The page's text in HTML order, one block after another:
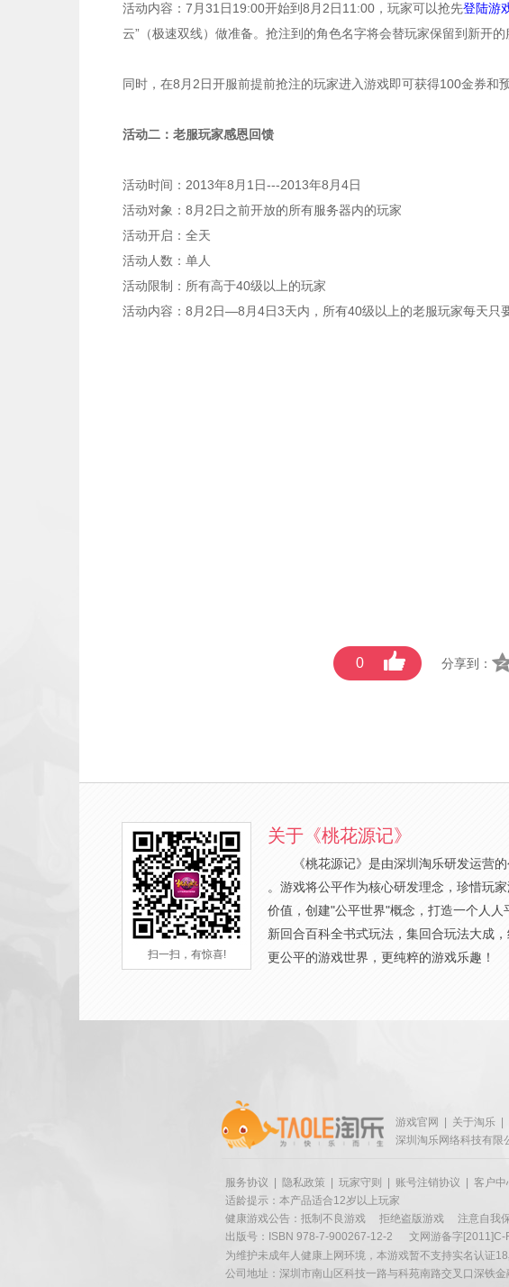
活动内容：7月31日19:00开始到8月2日11:00，玩家可以抢先登陆游
云”（极速双线）做准备。抢注到的角色名字将会替玩家保留到新开的
同时，在8月2日开服前提前抢注的玩家进入游戏即可获得100金券和
活动二：老服玩家感恩回馈
活动时间：2013年8月1日---2013年8月4日
活动对象：8月2日之前开放的所有服务器内的玩家
活动开启：全天
活动人数：单人
活动限制：所有高于40级以上的玩家
活动内容：8月2日—8月4日3天内，所有40级以上的老服玩家每天只
0 分享到：
扫一扫，有惊喜!
关于《桃花源记》
《桃花源记》是由深圳淘乐研发运营
。游戏将公平作为核心研发理念，珍惜玩
价值，创建"公平世界"概念，打造一个人人
新回合百科全书式玩法，集回合玩法大成
更公平的游戏世界，更纯粹的游戏乐趣！
游戏官网 关于淘乐
深圳淘乐网络科技有
服务协议 隐私政策 玩家守则 账号注销协议
客户中
适龄提示：本产品适合12岁以上玩家
健康游戏公告：抵制不良游戏
拒绝盗版游戏 注意自我
出版号：ISBN 978-7-900267-12-2
文网游备字[2011]C-
为维护未成年人健康上网环境，本游戏暂不支持实名认证
公司地址：深圳市南山区科技一路与科苑南路交叉口深铁